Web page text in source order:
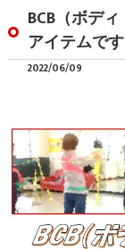
BCB（ボデ
アイテムです
2022/06/09